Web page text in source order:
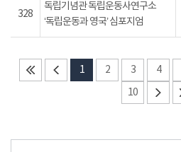
328
독립기념관 독립운동사연구소
‘독립운동과 영국’ 심포지엄
1 2 3 4
10